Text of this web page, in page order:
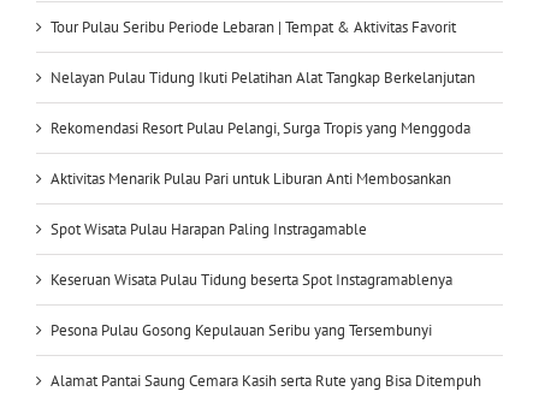
Tour Pulau Seribu Periode Lebaran | Tempat & Aktivitas Favorit
Nelayan Pulau Tidung Ikuti Pelatihan Alat Tangkap Berkelanjutan
Rekomendasi Resort Pulau Pelangi, Surga Tropis yang Menggoda
Aktivitas Menarik Pulau Pari untuk Liburan Anti Membosankan
Spot Wisata Pulau Harapan Paling Instragamable
Keseruan Wisata Pulau Tidung beserta Spot Instagramablenya
Pesona Pulau Gosong Kepulauan Seribu yang Tersembunyi
Alamat Pantai Saung Cemara Kasih serta Rute yang Bisa Ditempuh